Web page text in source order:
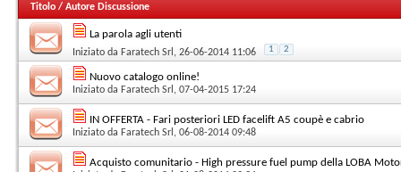
Titolo / Autore Discussione
La parola agli utenti
Iniziato da Faratech Srl , 26-06-2014 11:06 1 2
Nuovo catalogo online!
Iniziato da Faratech Srl , 07-04-2015 17:24
IN OFFERTA - Fari posteriori LED facelift A5 coupè e cabrio
Iniziato da Faratech Srl , 06-08-2014 09:48
Acquisto comunitario - High pressure fuel pump della LOBA